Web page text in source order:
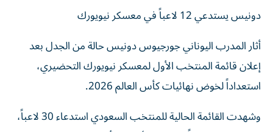
دونيس يستدعي 12 لاعباً في معسكر نيويورك
أثار المدرب اليوناني جورجيوس دونيس حالة من الجدل بعد
إعلان قائمة المنتخب الأول لمعسكر نيويورك التحضيري،
استعداداً لخوض نهائيات كأس العالم 2026.
وشهدت القائمة الحالية للمنتخب السعودي استدعاء 30 لاعباً،